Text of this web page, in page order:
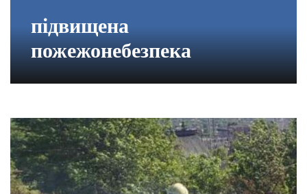
підвищена
пожежонебезпека